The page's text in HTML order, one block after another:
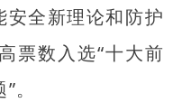
安全新理论和防护
票数入选“十大前
。